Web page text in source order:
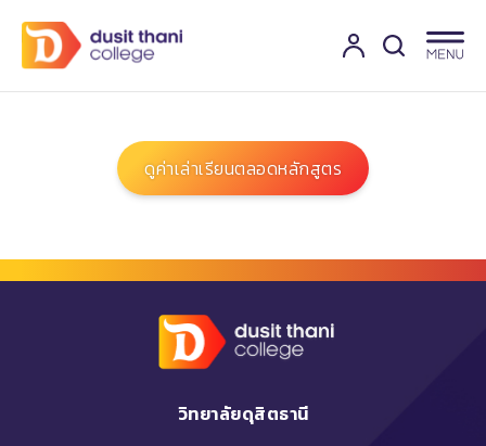
ดูค่าเล่าเรียนตลอดหลักสูตร
วิทยาลัยดุสิตธานี